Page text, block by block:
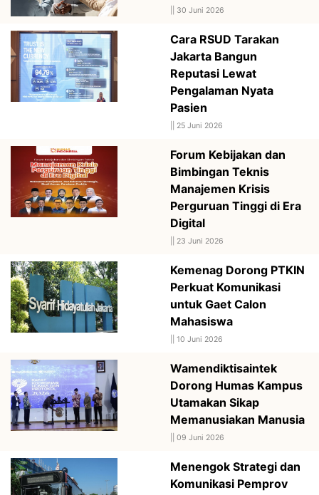
30 Juni 2026
Cara RSUD Tarakan
Jakarta Bangun
Reputasi Lewat
Pengalaman Nyata
Pasien
25 Juni 2026
Forum Kebijakan dan
Bimbingan Teknis
Manajemen Krisis
Perguruan Tinggi di Era
Digital
23 Juni 2026
Kemenag Dorong PTKIN
Perkuat Komunikasi
untuk Gaet Calon
Mahasiswa
10 Juni 2026
Wamendiktisaintek
Dorong Humas Kampus
Utamakan Sikap
Memanusiakan Manusia
09 Juni 2026
Menengok Strategi dan
Komunikasi Pemprov